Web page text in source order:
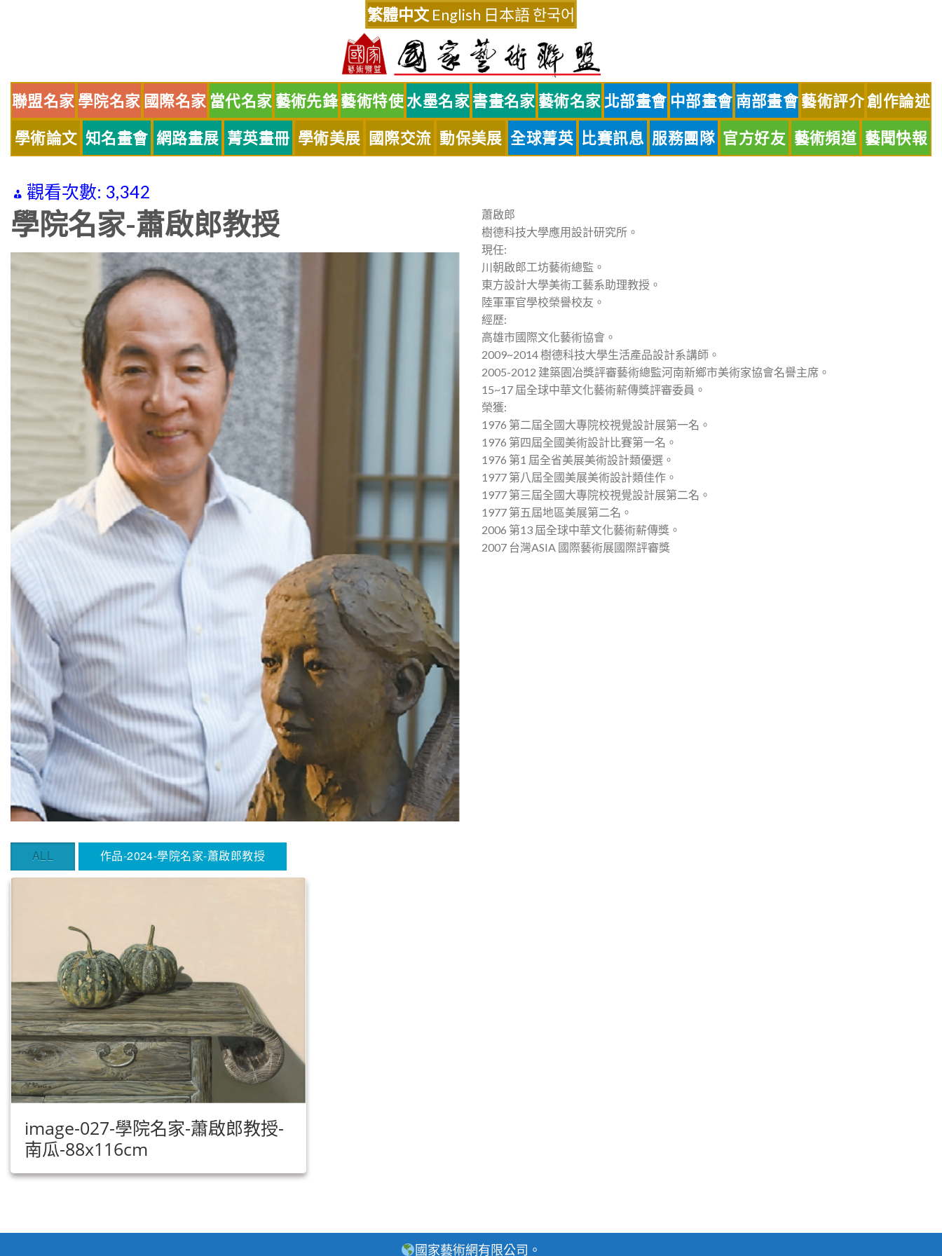
繁體中文 English 日本語한국어
聯盟名家 學院名家 國際名家 當代名家 藝術先鋒藝術特使水墨名家 書畫名家 藝術名家 北部畫會 中部畫會 南部畫會藝術評介創作論述
學術論文 知名畫會 網路畫展 菁英畫冊 學術美展 國際交流 動保美展 全球菁英 比賽訊息 服務團隊 官方好友 藝術頻道 藝聞快報
觀看次數: 3,342
學院名家-蕭啟郎教授
蕭啟郎
樹德科技大學應用設計研究所。
現任:
川朝啟郎工坊藝術總監。
東方設計大學美術工藝系助理教授。
陸軍軍官學校榮譽校友。
經歷:
高雄市國際文化藝術協會。
2009~2014 樹德科技大學生活產品設計系講師。
2005-2012 建築園冶獎評審藝術總監河南新鄉市美術家協會名譽主席。
15~17 屆全球中華文化藝術薪傳獎評審委員。
榮獲:
1976 第二屆全國大專院校視覺設計展第一名。
1976 第四屆全國美術設計比賽第一名。
1976 第1 屆全省美展美術設計類優選。
1977 第八屆全國美展美術設計類佳作。
1977 第三屆全國大專院校視覺設計展第二名。
1977 第五屆地區美展第二名。
2006 第13 屆全球中華文化藝術薪傳獎。
2007 台灣ASIA 國際藝術展國際評審獎
ALL 作品-2024-學院名家-蕭啟郎教授
image-027-學院名家-蕭啟郎教授-
南瓜-88x116cm
國家藝術網有限公司。